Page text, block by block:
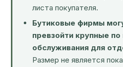
листа покупателя.
Бутиковые фирмы
превзойти крупные по
обслуживания для
Размер не является